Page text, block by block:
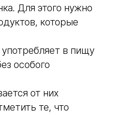
Для этого нужно
которые
в пищу
особого
от них
те, что